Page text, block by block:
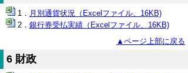
月別通貨状況（Excelファイル、16KB)
銀行券受払実績（Excelファイル、16KB)
▲ページ上部に戻る
6 財政